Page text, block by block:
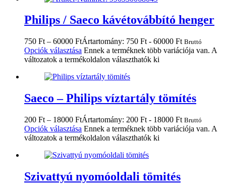
Philips / Saeco kávétovábbító henger
750 Ft – 60000 FtÁrtartomány: 750 Ft - 60000 Ft Bruttó
Opciók választása Ennek a terméknek több variációja van. A
változatok a termékoldalon választhatók ki
Saeco – Philips víztartály tömítés
200 Ft – 18000 FtÁrtartomány: 200 Ft - 18000 Ft Bruttó
Opciók választása Ennek a terméknek több variációja van. A
változatok a termékoldalon választhatók ki
Szivattyú nyomóoldali tömités